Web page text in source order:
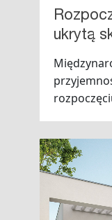
ukrytą